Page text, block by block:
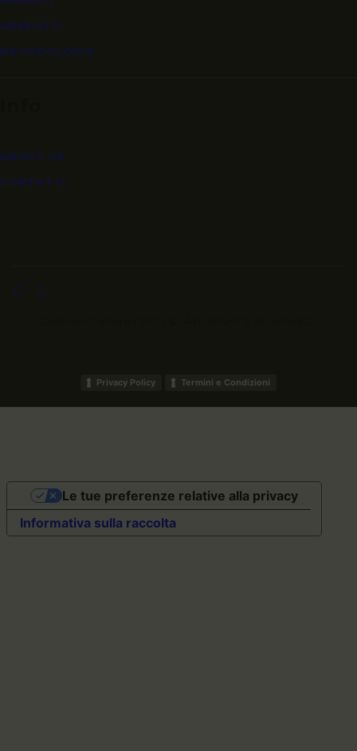
AREE/SITI
METODOLOGIE
ABOUT US
CONTATTI
Privacy Policy Termini e Condizioni
Informativa sulla raccolta
Le tue preferenze relative alla privacy